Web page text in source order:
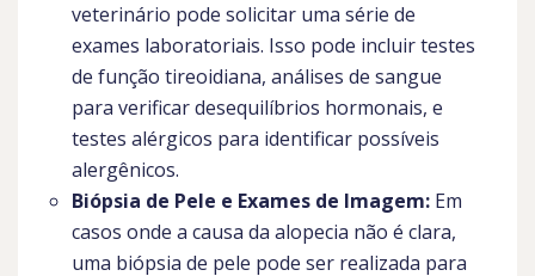
veterinário pode solicitar uma série de
exames laboratoriais. Isso pode incluir testes
de função tireoidiana, análises de sangue
para verificar desequilíbrios hormonais, e
testes alérgicos para identificar possíveis
alergênicos.
Biópsia de Pele e Exames de Imagem: Em
casos onde a causa da alopecia não é clara,
uma biópsia de pele pode ser realizada para